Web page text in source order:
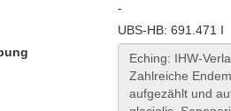
-
UBS-HB: 691.471 I